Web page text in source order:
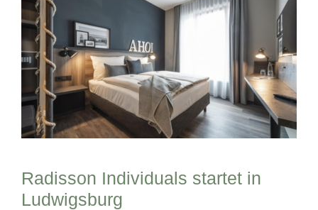
Radisson Individuals startet in
Ludwigsburg